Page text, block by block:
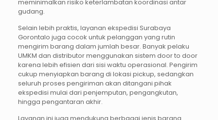
meminimalkan risiko keterlambatan koordinasi antar
gudang.
Selain lebih praktis, layanan ekspedisi Surabaya
Gorontalo juga cocok untuk pelanggan yang rutin
mengirim barang dalam jumlah besar. Banyak pelaku
UMKM dan distributor menggunakan sistem door to door
karena lebih efisien dari sisi waktu operasional. Pengirim
cukup menyiapkan barang di lokasi pickup, sedangkan
seluruh proses pengiriman akan ditangani pihak
ekspedisi mulai dari penjemputan, pengangkutan,
hingga pengantaran akhir.